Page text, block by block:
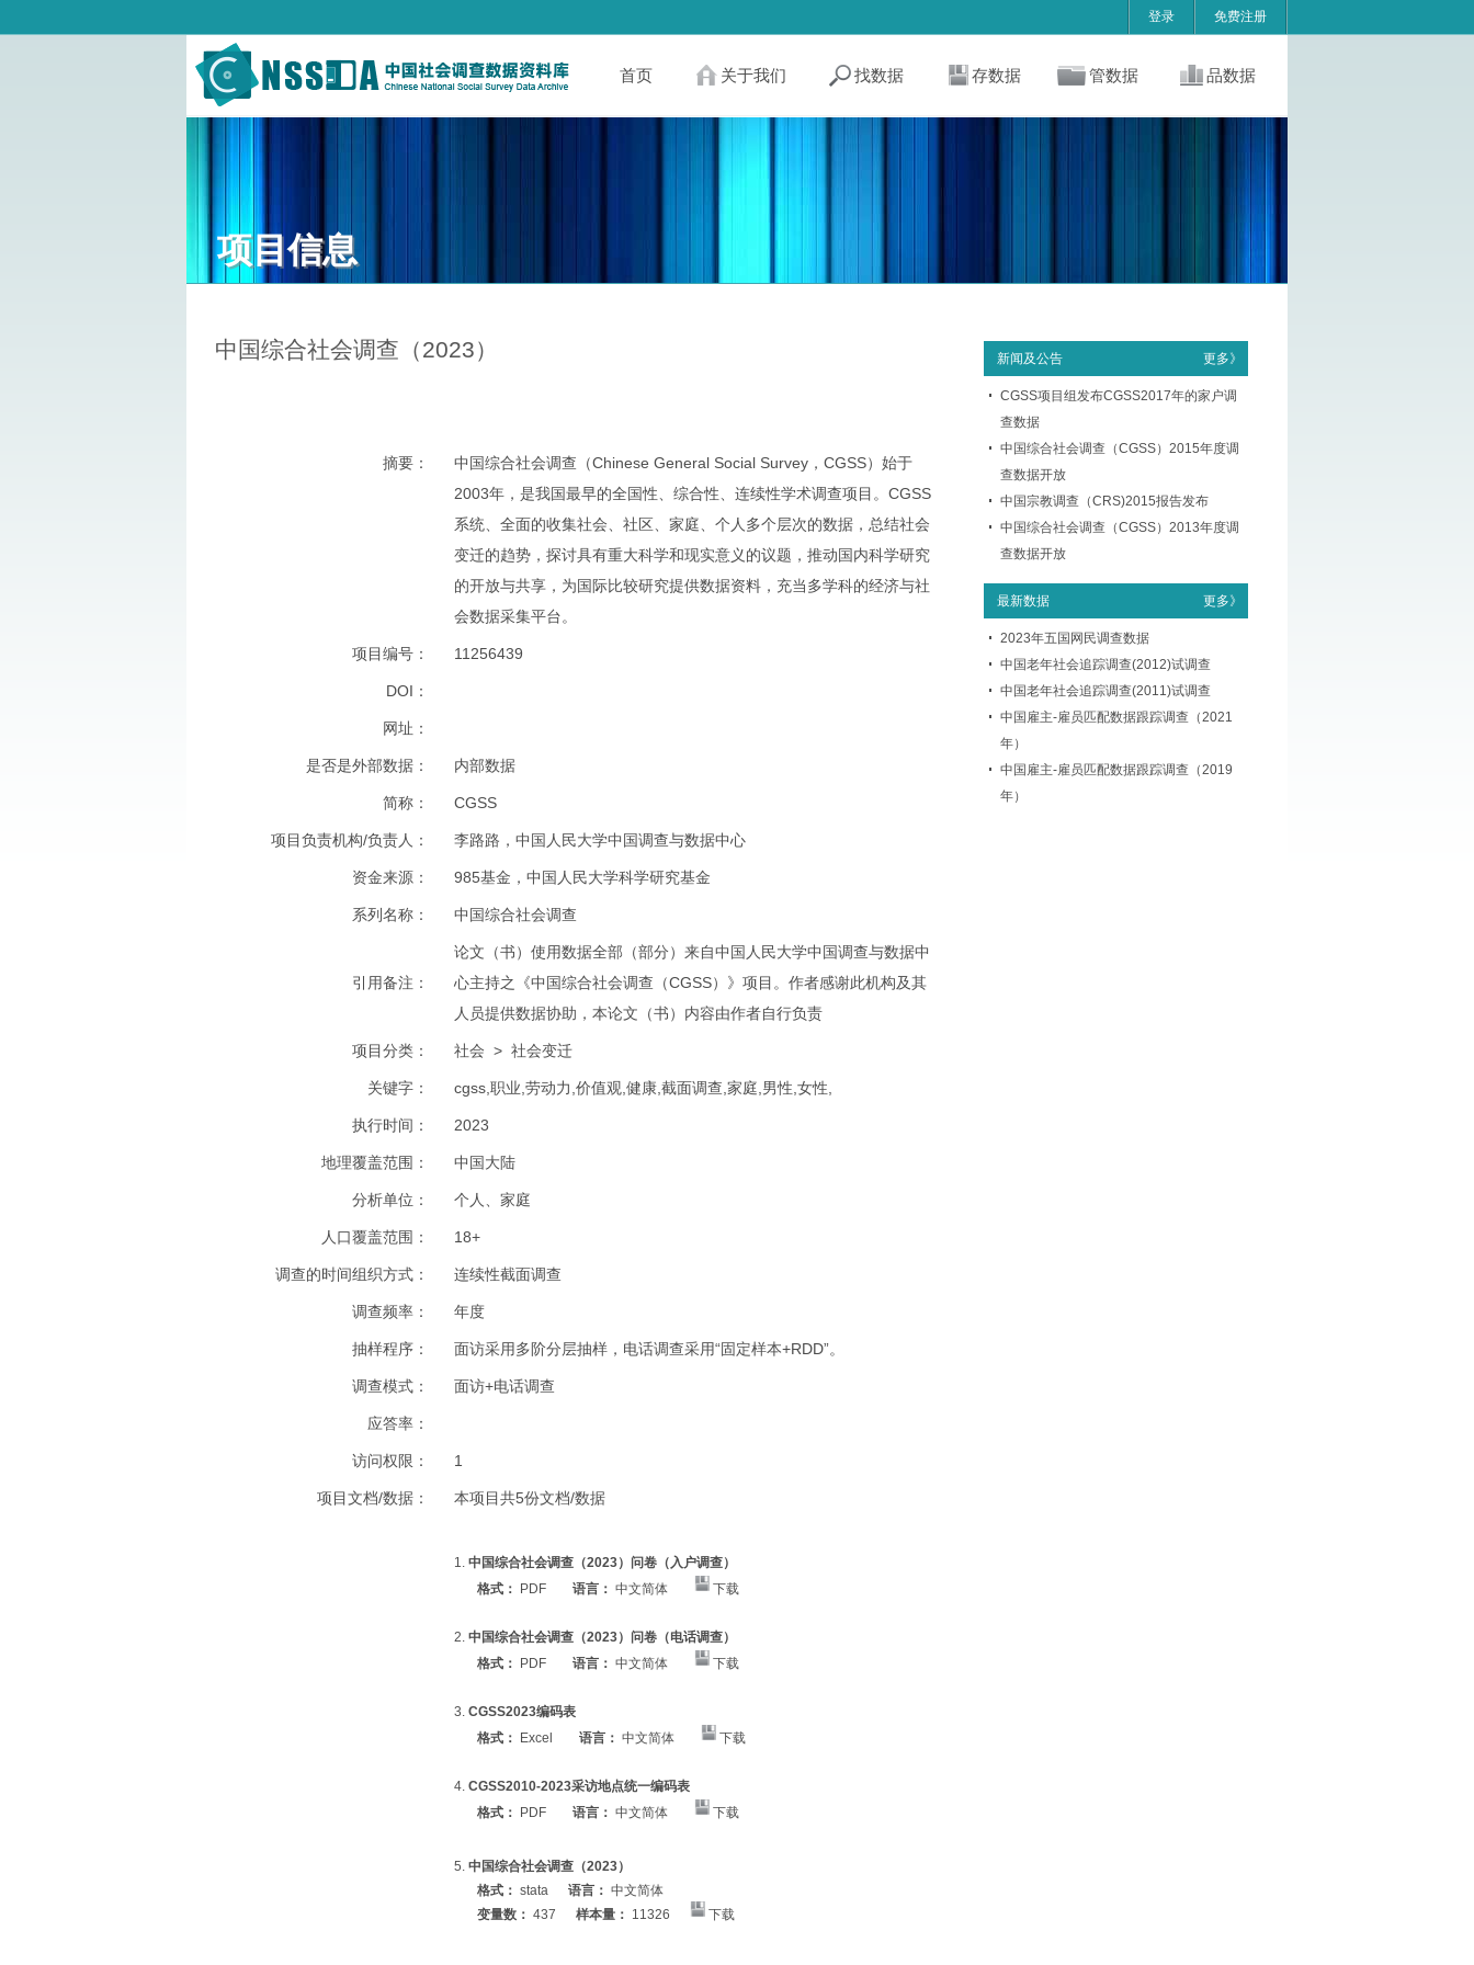
登录 免费注册
首页 关于我们 找数据 存数据 管数据 品数据
项目信息
项目信息
中国综合社会调查（2023）
摘要 ：
中国综合社会调查（Chinese General Social Survey，CGSS）始于
2003年，是我国最早的全国性、综合性、连续性学术调查项目。CGSS
系统、全面的收集社会、社区、家庭、个人多个层次的数据，总结社会
变迁的趋势，探讨具有重大科学和现实意义的议题，推动国内科学研究
的开放与共享，为国际比较研究提供数据资料，充当多学科的经济与社
会数据采集平台。
项目编号 ： 11256439
DOI ：
网址 ：
是否是外部数据 ： 内部数据
简称 ： CGSS
项目负责机构/负责人 ： 李路路，中国人民大学中国调查与数据中心
资金来源 ： 985基金，中国人民大学科学研究基金
系列名称 ： 中国综合社会调查
引用备注 ：
论文（书）使用数据全部（部分）来自中国人民大学中国调查与数据中
心主持之《中国综合社会调查（CGSS）》项目。作者感谢此机构及其
人员提供数据协助，本论文（书）内容由作者自行负责
项目分类 ： 社会 > 社会变迁
关键字 ： cgss,职业,劳动力,价值观,健康,截面调查,家庭,男性,女性,
执行时间 ： 2023
地理覆盖范围 ： 中国大陆
分析单位 ： 个人、家庭
人口覆盖范围 ： 18+
调查的时间组织方式 ： 连续性截面调查
调查频率 ： 年度
抽样程序 ： 面访采用多阶分层抽样，电话调查采用“固定样本+RDD”。
调查模式 ： 面访+电话调查
应答率 ：
访问权限 ： 1
项目文档/数据： 本项目共5份文档/数据
中国综合社会调查（2023）问卷（入户调查）
格式：
PDF 语言： 中文简体 下载
中国综合社会调查（2023）问卷（电话调查）
格式：
PDF 语言： 中文简体 下载
CGSS2023编码表
格式：
Excel 语言： 中文简体 下载
CGSS2010-2023采访地点统一编码表
格式：
PDF 语言： 中文简体 下载
中国综合社会调查（2023）
格式： stata 语言： 中文简体
变量数： 437 样本量： 11326 下载
新闻及公告 更多》
CGSS项目组发布CGSS2017年的家户调
查数据
中国综合社会调查（CGSS）2015年度调
查数据开放
中国宗教调查（CRS)2015报告发布
中国综合社会调查（CGSS）2013年度调
查数据开放
最新数据 更多》
2023年五国网民调查数据
中国老年社会追踪调查(2012)试调查
中国老年社会追踪调查(2011)试调查
中国雇主-雇员匹配数据跟踪调查（2021
年）
中国雇主-雇员匹配数据跟踪调查（2019
年）